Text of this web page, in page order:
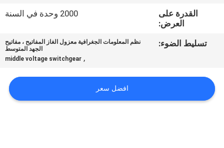
اطلب
القدرة على
العرض:
2000 وحدة في السنة
تسليط الضوء:
نظم المعلومات الجغرافية معزول الغاز المفاتيح ، مفاتيح
الجهد المتوسط
,
middle voltage switchgear
افضل سعر